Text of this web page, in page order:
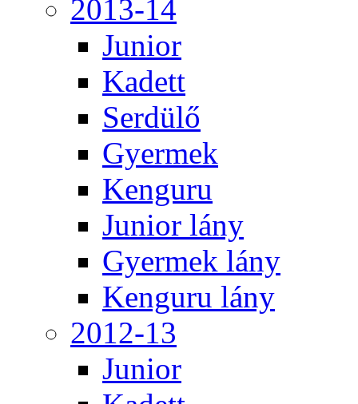
2013-14
Junior
Kadett
Serdülő
Gyermek
Kenguru
Junior lány
Gyermek lány
Kenguru lány
2012-13
Junior